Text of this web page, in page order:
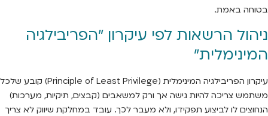
בטוחה באמת.
ניהול הרשאות לפי עיקרון "הפריבילגיה
המינימלית"
עיקרון הפריבילגיה המינימלית (Principle of Least Privilege) קובע שלכל
משתמש צריכה להיות גישה אך ורק למשאבים (קבצים, תיקיות, מערכות)
הנחוצים לו לביצוע תפקידו, ולא מעבר לכך. עובד במחלקת שיווק לא צריך